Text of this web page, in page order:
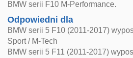
BMW serii F10 M-Performance.
Odpowiedni dla
BMW serii 5 F10 (2011-2017)
Sport / M-Tech
BMW serii 5 F11 (2011-2017)